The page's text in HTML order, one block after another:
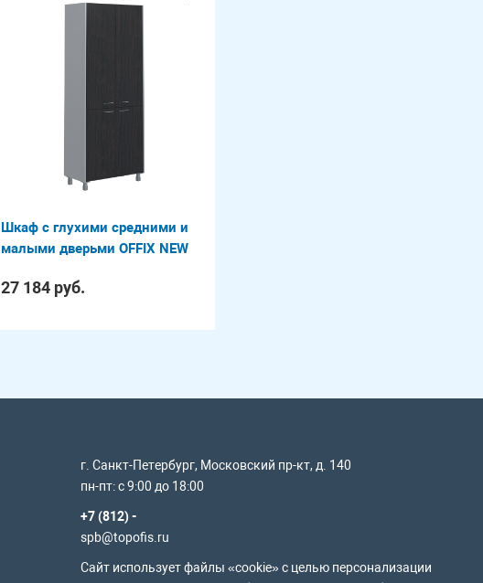
Шкаф с глухими средними и
малыми дверьми OFFIX NEW
27 184 руб.
г. Санкт-Петербург, Московский пр-кт, д. 140
пн-пт: с 9:00 до 18:00
+7 (812) -
spb@topofis.ru
Сайт использует файлы «cookie» с целью персонализации